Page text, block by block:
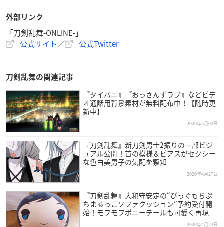
外部リンク
「刀剣乱舞-ONLINE-」
公式サイト／ 公式Twitter
刀剣乱舞の関連記事
『タイバニ』『おっさんずラブ』などビデ
オ通話用背景素材が無料配布中！【随時更
新中】
2020年5月03日
『刀剣乱舞』新刀剣男士2振りの一部ビジ
ュアル公開！首の模様＆ピアスがセクシー
な色白美男子の気配を察知
2020年4月27日
『刀剣乱舞』大和守安定の“びっぐもちぷ
ちまるっこソファクッション”予約受付開
始！モフモフポニーテールも可愛く再現
2020年4月23日